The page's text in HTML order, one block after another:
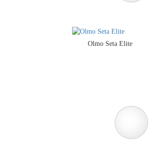
Olmo Seta Elite